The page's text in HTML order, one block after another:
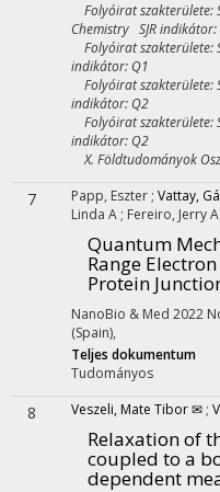
Folyóirat szakterülete:
Chemistry SJR indikátor:
Folyóirat szakterülete:
indikátor: Q1
Folyóirat szakterülete:
indikátor: Q2
Folyóirat szakterülete:
indikátor: Q2
X. Földtudományok
7 Papp, Eszter ; Vattay,
Linda A ; Fereiro, Jerry A
Quantum
Range
Protein
NanoBio & Med 2022
(Spain),
Teljes dokumentum
Tudományos
8 Veszeli, Mate Tibor ✉ ;
Relaxation of
coupled to a
dependent